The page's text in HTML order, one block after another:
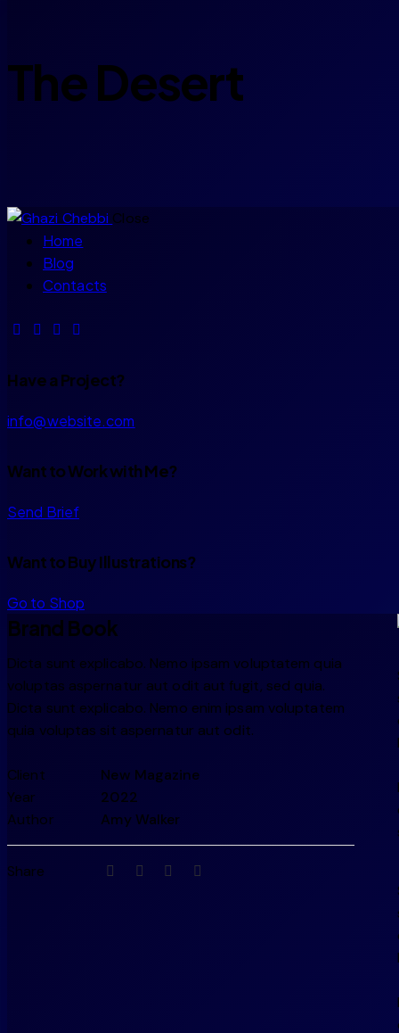
The Desert
Close
Home
Blog
Contacts
Have a Project?
info@website.com
Want to Work with Me?
Send Brief
Want to Buy Illustrations?
Go to Shop
Brand Book
Dicta sunt explicabo. Nemo ipsam voluptatem quia
voluptas aspernatur aut odit aut fugit, sed quia.
Dicta sunt explicabo. Nemo enim ipsam voluptatem
quia voluptas sit aspernatur aut odit.
Client
New Magazine
Year
2022
Author
Amy Walker
Share